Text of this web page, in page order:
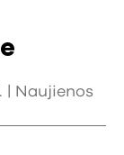
| Naujienos